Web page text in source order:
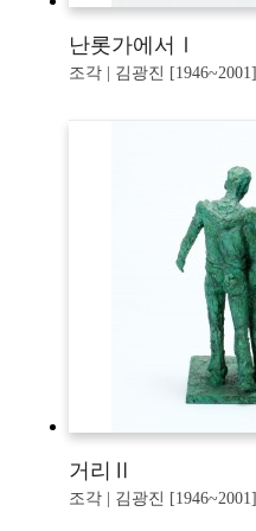
난롯가에서Ⅰ
조각 | 김광진 [1946~2001]
거리Ⅱ
조각 | 김광진 [1946~2001]